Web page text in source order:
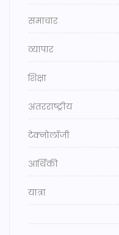
समाचार
व्यापार
शिक्षा
अंतरराष्ट्रीय
टेक्नोलॉजी
आर्थिकी
यात्रा